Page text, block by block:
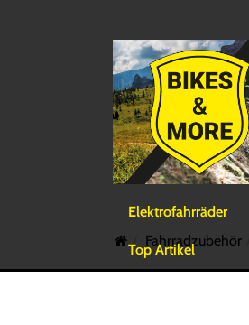
Elektrofahrräder
Top Artikel
Fahrradzubehör